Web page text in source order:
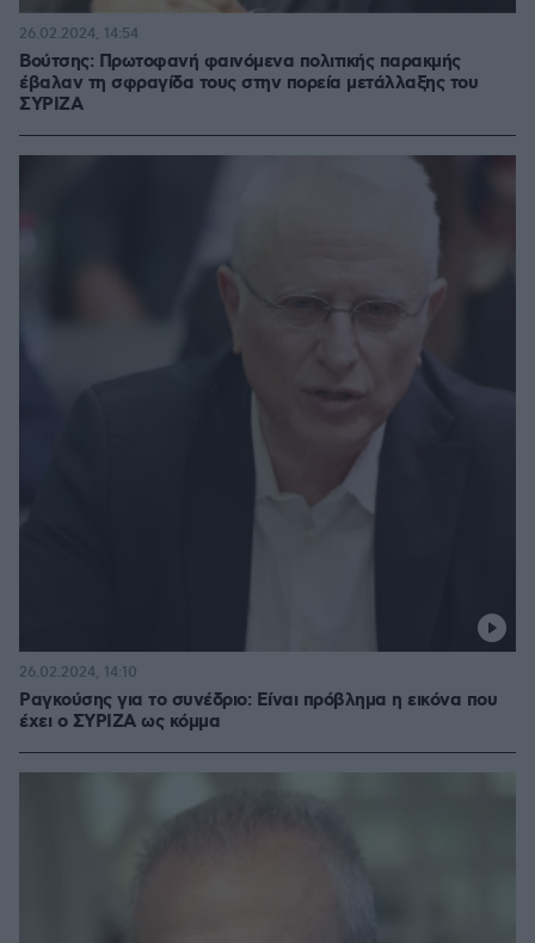
Βούτσης: Πρωτοφανή φαινόμενα πολιτικής παρακμής
έβαλαν τη σφραγίδα τους στην πορεία μετάλλαξης του
ΣΥΡΙΖΑ
26.02.2024, 14:54
Ραγκούσης για το συνέδριο: Είναι πρόβλημα η εικόνα που
έχει ο ΣΥΡΙΖΑ ως κόμμα
26.02.2024, 14:10